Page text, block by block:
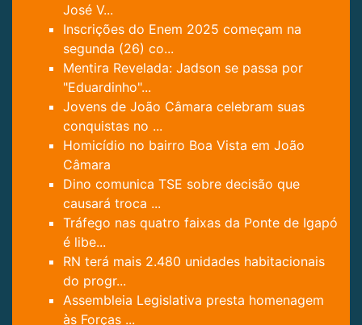
José V...
Inscrições do Enem 2025 começam na
segunda (26) co...
Mentira Revelada: Jadson se passa por
"Eduardinho"...
Jovens de João Câmara celebram suas
conquistas no ...
Homicídio no bairro Boa Vista em João
Câmara
Dino comunica TSE sobre decisão que
causará troca ...
Tráfego nas quatro faixas da Ponte de Igapó
é libe...
RN terá mais 2.480 unidades habitacionais
do progr...
Assembleia Legislativa presta homenagem
às Forças ...